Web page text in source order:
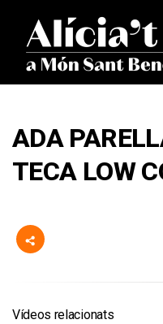
ADA
TECA LOW
Vídeos relacionats